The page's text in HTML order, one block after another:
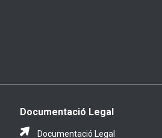
Documentació Legal
Documentació Legal